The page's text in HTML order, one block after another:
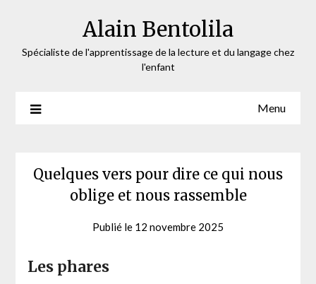
Alain Bentolila
Spécialiste de l'apprentissage de la lecture et du langage chez
l'enfant
Menu
Quelques vers pour dire ce qui nous
oblige et nous rassemble
Publié le 12 novembre 2025
Les phares